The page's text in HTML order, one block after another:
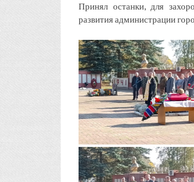
Принял останки, для
развития администрации